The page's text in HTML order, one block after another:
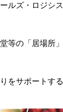
ルズ・ロジシ
等の「居場所
をサポートする